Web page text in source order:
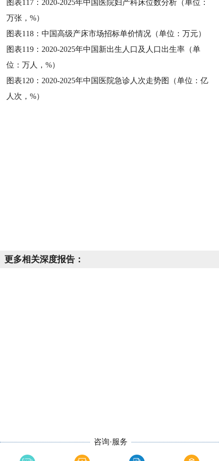
图表117： 2020-2025年中国医院妇产科床位数分析（单位：
万张，%）
图表118：中国高级产床市场招标单价情况（单位：万元）
图表119： 2020-2025年中国新出生人口及人口出生率（单
位：万人，%）
图表120： 2020-2025年中国医院急诊人次走势图（单位：亿
人次，%）
更多相关深度报告：
咨询·服务